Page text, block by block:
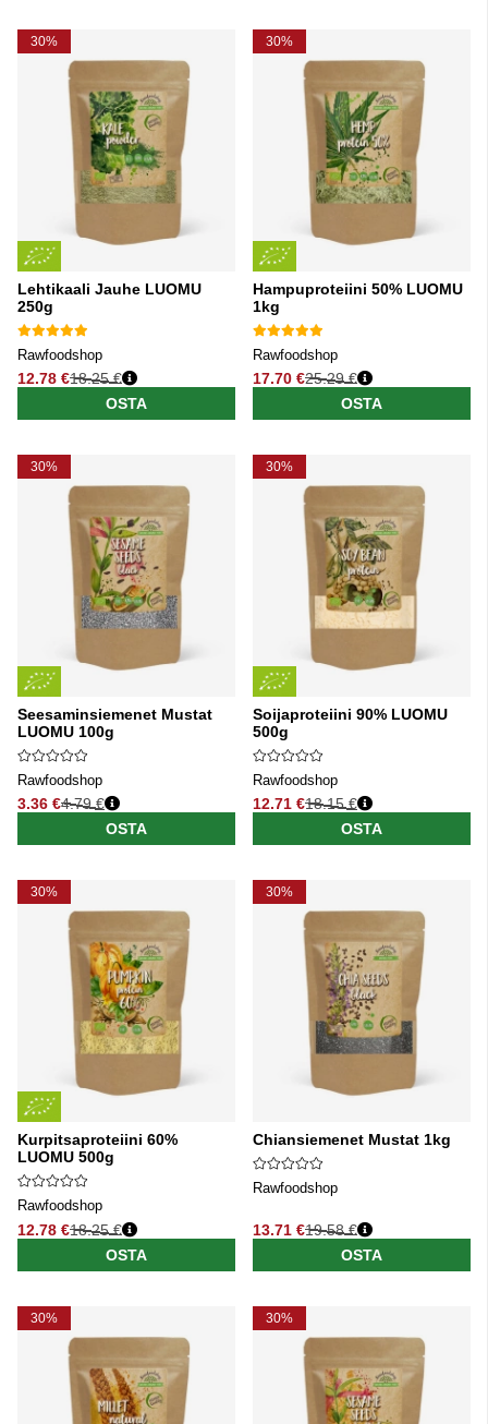
30%
Lehtikaali Jauhe LUOMU
250g
Rawfoodshop
12.78 €
Normaali hinta
18.25 €
OSTA
30%
Hampuproteiini 50% LUOMU
1kg
Rawfoodshop
17.70 €
Normaali hinta
25.29 €
OSTA
30%
Seesaminsiemenet Mustat
LUOMU 100g
Rawfoodshop
3.36 €
Normaali hinta
4.79 €
OSTA
30%
Soijaproteiini 90% LUOMU
500g
Rawfoodshop
12.71 €
Normaali hinta
18.15 €
OSTA
30%
Kurpitsaproteiini 60%
LUOMU 500g
Rawfoodshop
12.78 €
Normaali hinta
18.25 €
OSTA
30%
Chiansiemenet Mustat 1kg
Rawfoodshop
13.71 €
Normaali hinta
19.58 €
OSTA
30% 30%